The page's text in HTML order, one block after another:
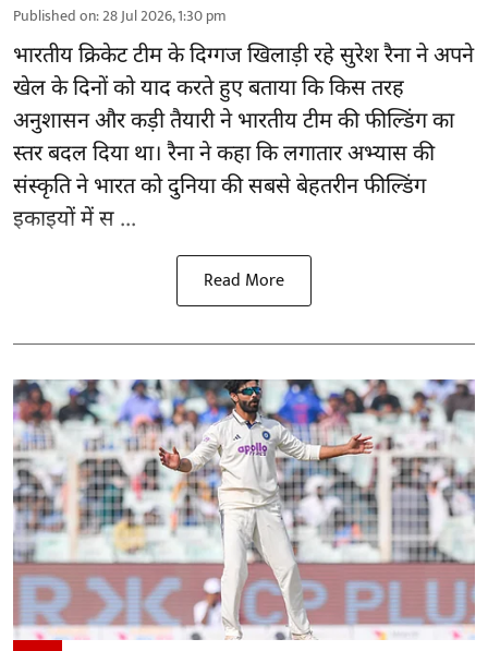
Published on:28 Jul 2026, 1:30 pm
भारतीय क्रिकेट टीम के दिग्गज खिलाड़ी रहेसुरेश रैनाने अपने
खेल के दिनों को याद करते हुए बताया कि किस तरह
अनुशासन और कड़ी तैयारी ने भारतीय टीम की फील्डिंग का
स्तर बदल दिया था। रैना ने कहा कि लगातार अभ्यास की
संस्कृति ने भारत को दुनिया की सबसे बेहतरीन फील्डिंग
इकाइयों में स ...
Read More